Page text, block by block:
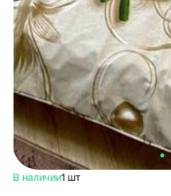
В наличии1 шт